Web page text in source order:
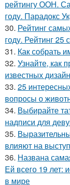
рейтингу ООН.
году. Парадокс
30. Рейтинг
году. Рейтинг
31. Как собрать
32. Узнайте, как
известных
33. 25
вопросы о
34. Выбирайте
надписи для
35.
влияют на
36. Названа
Ей всего 19 лет:
в мире